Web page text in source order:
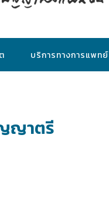
บริการทางการแพทย์
ญาตรี